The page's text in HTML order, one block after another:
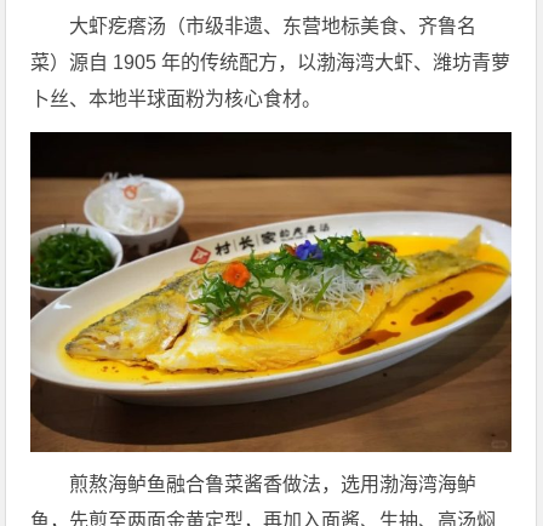
大虾疙瘩汤（市级非遗、东营地标美食、齐鲁名
菜）源自 1905 年的传统配方，以渤海湾大虾、潍坊青萝
卜丝、本地半球面粉为核心食材。
煎熬海鲈鱼融合鲁菜酱香做法，选用渤海湾海鲈
鱼，先煎至两面金黄定型，再加入面酱、生抽、高汤焖